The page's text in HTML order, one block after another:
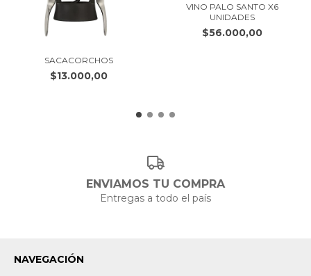
SACACORCHOS
$13.000,00
VINO PALO SANTO X6
UNIDADES
$56.000,00
ENVIAMOS TU COMPRA
Entregas a todo el país
NAVEGACIÓN